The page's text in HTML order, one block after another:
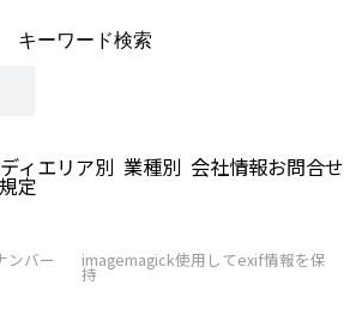
ィ
定
エリア別 業種別 会社情報お問合せ
ンバー imagemagick使用してexif情報を保
持